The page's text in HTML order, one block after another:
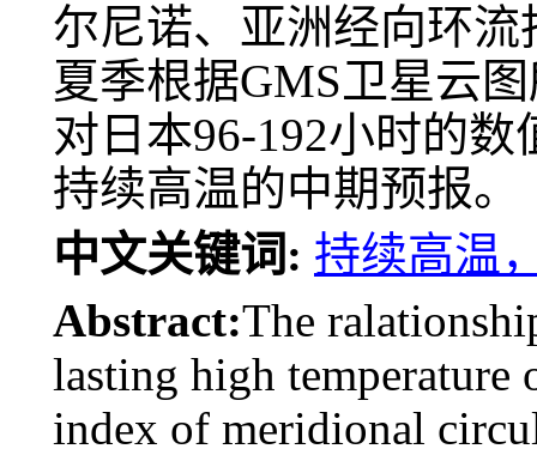
尔尼诺、亚洲经向环
夏季根据GMS卫星云
对日本96-192小时的
持续高温的中期预报。
中文关键词: 持续高温
Abstract:The
lasting high temperature
index of meridional